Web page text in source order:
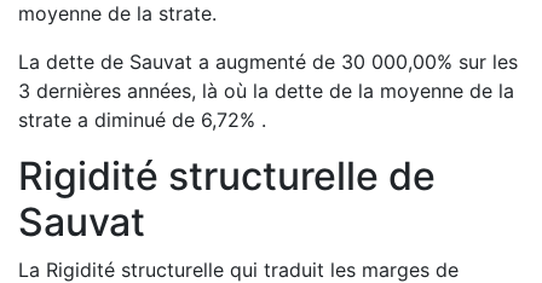
moyenne de la strate.
La dette de Sauvat a augmenté de 30 000,00% sur les
3 dernières années, là où la dette de la moyenne de la
strate a diminué de 6,72% .
Rigidité structurelle de
Sauvat
La Rigidité structurelle qui traduit les marges de